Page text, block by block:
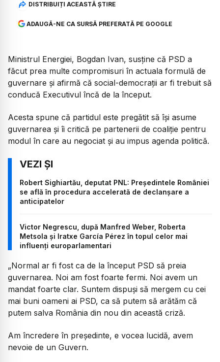
DISTRIBUIȚI ACEASTĂ ȘTIRE
ADAUGĂ-NE CA SURSĂ PREFERATĂ PE GOOGLE
Ministrul Energiei, Bogdan Ivan, susține că PSD a
făcut prea multe compromisuri în actuala formulă de
guvernare și afirmă că social-democrații ar fi trebuit să
conducă Executivul încă de la început.
Acesta spune că partidul este pregătit să își asume
guvernarea și îi critică pe partenerii de coaliție pentru
modul în care au negociat și au impus agenda politică.
Robert Sighiartău, deputat PNL: Președintele României
se află în procedura accelerată de declanșare a
anticipatelor
Victor Negrescu, după Manfred Weber, Roberta
Metsola și Iratxe García Pérez în topul celor mai
influenți europarlamentari
„Normal ar fi fost ca de la început PSD să preia
guvernarea. Noi am fost foarte fermi. Noi avem un
mandat foarte clar. Suntem dispuși să mergem cu cei
mai buni oameni ai PSD, ca să putem să arătăm că
putem salva România din nou din această criză.
Am încredere în președinte, e vocea lucidă, avem
nevoie de un Guvern.